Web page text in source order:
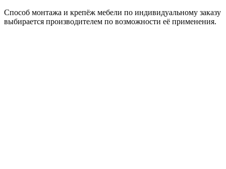
Способ монтажа и крепёж мебели по индивидуальному заказу
выбирается производителем по возможности её применения.